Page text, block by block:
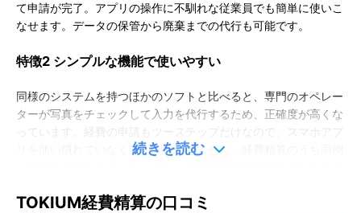
て申請が完了。アプリの操作に不馴れな従業員でも簡単に使いこ
なせます。データの保管から廃棄までの代行も可能です。
特徴2 シンプルな機能で使いやすい
同様のシステムを持つほかのソフトと比べると、専門のオペレー
ターが写真をチェックして入力を代行するため、正確度が高くな
っています。経費の申請もツーステップだけなので、スマホアプ
リを使い慣れていなくても問題ありません。経費精算のうち面倒
るので、ミスがあっても迅速に対応ができるでしょう。
続きを読む
TOKIUM経費精算の口コミ